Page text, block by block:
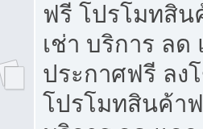
ฟรี โปรโมทสิ
เช่า บริการ ลด
ประกาศฟรี ล
โปรโมทสินค้า